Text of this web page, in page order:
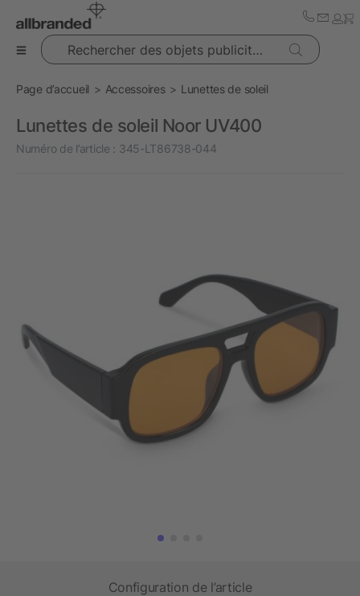
Rechercher des objets publicitaires
Page d’accueil Accessoires Lunettes de soleil
Lunettes de soleil Noor UV400
Numéro de l’article : 345-LT86738-044
Configuration de l’article